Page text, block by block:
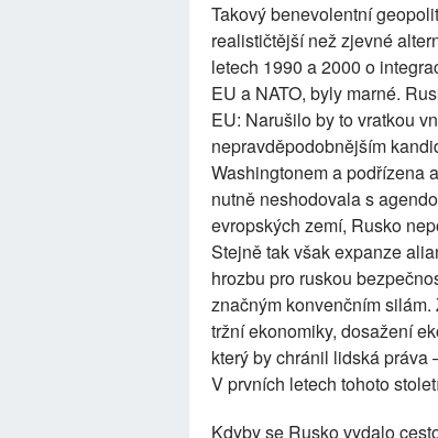
Takový benevolentní
realističtější než zjevné
letech 1990 a 2000 o
EU a NATO, byly marné.
EU: Narušilo by to vratkou
nepravděpodobnějším
Washingtonem a podřízena
nutně neshodovala s
evropských zemí, Rusko
Stejně tak však expanze
hrozbu pro ruskou
značným konvenčním
tržní ekonomiky, dosažení
který by chránil lidská práva
V prvních letech tohoto
Kdyby se Rusko vydalo